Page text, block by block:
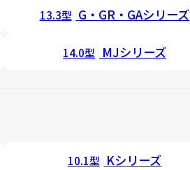
13.3型 G・GR・GAシリーズ
14.0型 MJシリーズ
10.1型 Kシリーズ